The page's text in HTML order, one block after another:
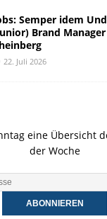
Semper idem
Brand
22. Juli 2026
eine Übersicht
der Woche